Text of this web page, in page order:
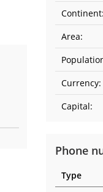
Continent:
Area:
Currency:
Capital:
Phone
Type